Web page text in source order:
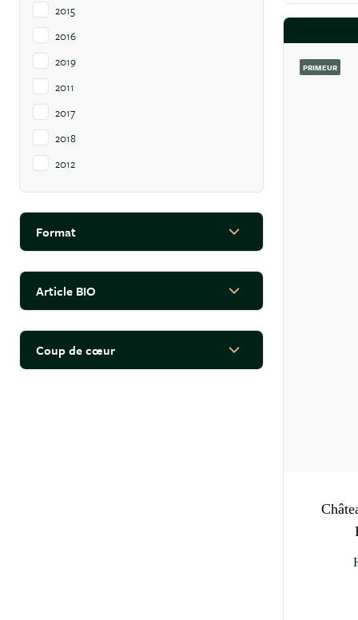
2015
2016
2019
2011
2017
2018
2012
2020
2021
2023
2025
Format
filter
Article BIO
filter
Coup de cœur
filter
PRIMEUR